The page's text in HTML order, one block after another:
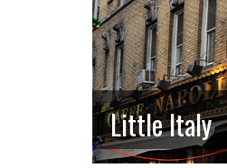
Little Italy